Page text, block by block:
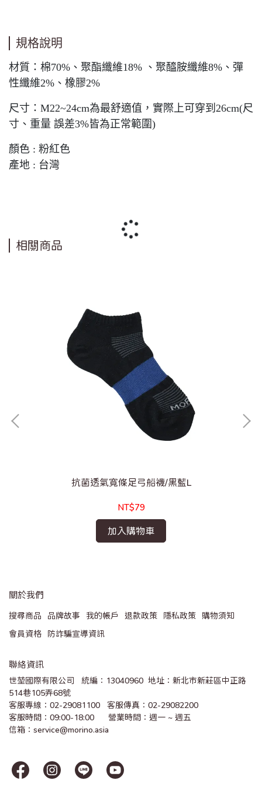
規格說明
材質：棉70%、聚酯纖維18% 、聚醯胺纖維8%、彈
性纖維2%、橡膠2%
尺寸：M22~24cm為最舒適值，實際上可穿到26cm(尺
寸、重量 誤差3%皆為正常範圍)
顏色 : 粉紅色
產地 : 台灣
相關商品
抗菌透氣寬條足弓船襪/黑藍L
NT$79
加入購物車
關於我們
搜尋商品 品牌故事 我的帳戶 退款政策 隱私政策
購物須知
會員資格
防詐騙宣導資訊
聯絡資訊
世堃國際有限公司   統編：13040960  地址：新北市新莊區中正路
514巷105弄68號
客服專線：02-29081100   客服傳真：02-29082200
客服時間：09:00-18:00      營業時間：週一 ~ 週五
信箱：service@morino.asia